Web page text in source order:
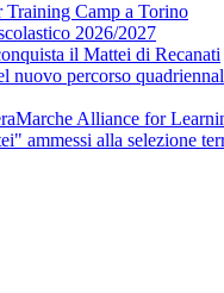
Camp a Torino
2026/2027
il Mattei di Recanati
nuovo percorso
Alliance for
ammessi alla selezione